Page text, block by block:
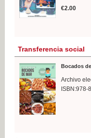
€2.00
Transferencia social
Bocados
Archivo
ISBN:978-